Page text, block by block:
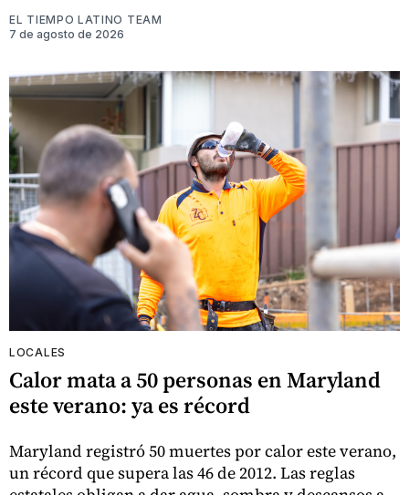
EL TIEMPO LATINO TEAM
7 de agosto de 2026
LOCALES
Calor mata a 50 personas en Maryland
este verano: ya es récord
Maryland registró 50 muertes por calor este verano,
un récord que supera las 46 de 2012. Las reglas